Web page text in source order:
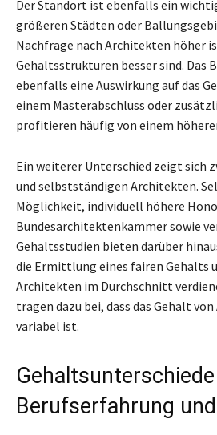
Der Standort ist ebenfalls ein
größeren Städten oder
Nachfrage nach Architekten höher
Gehaltsstrukturen besser sind. Das
ebenfalls eine Auswirkung auf das
einem Masterabschluss oder
profitieren häufig von einem
Ein weiterer Unterschied zeigt sich
und selbstständigen Architekten.
Möglichkeit, individuell höhere
Bundesarchitektenkammer sowie
Gehaltsstudien bieten darüber
die Ermittlung eines fairen Gehalts
Architekten im Durchschnitt
tragen dazu bei, dass das Gehalt
variabel ist.
Berufserfahrung